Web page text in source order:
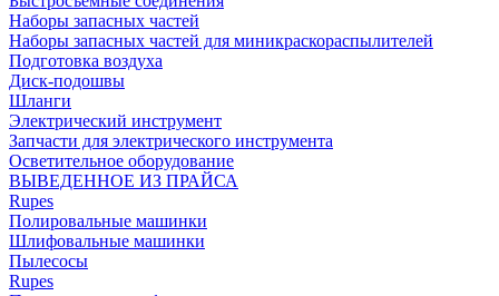
Наборы запасных частей
Наборы запасных частей для миникраскораспылителей
Подготовка воздуха
Диск-подошвы
Шланги
Электрический инструмент
Запчасти для электрического инструмента
Осветительное оборудование
ВЫВЕДЕННОЕ ИЗ ПРАЙСА
Rupes
Полировальные машинки
Шлифовальные машинки
Пылесосы
Rupes